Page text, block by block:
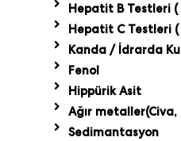
Hepatit B Testleri (
Hepatit C Testleri
Kanda / İdrarda
Fenol
Hippürik Asit
Ağır metaller(Civa,
Sedimantasyon